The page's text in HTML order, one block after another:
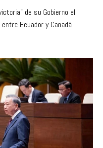
de su Gobierno el
Ecuador y Canadá